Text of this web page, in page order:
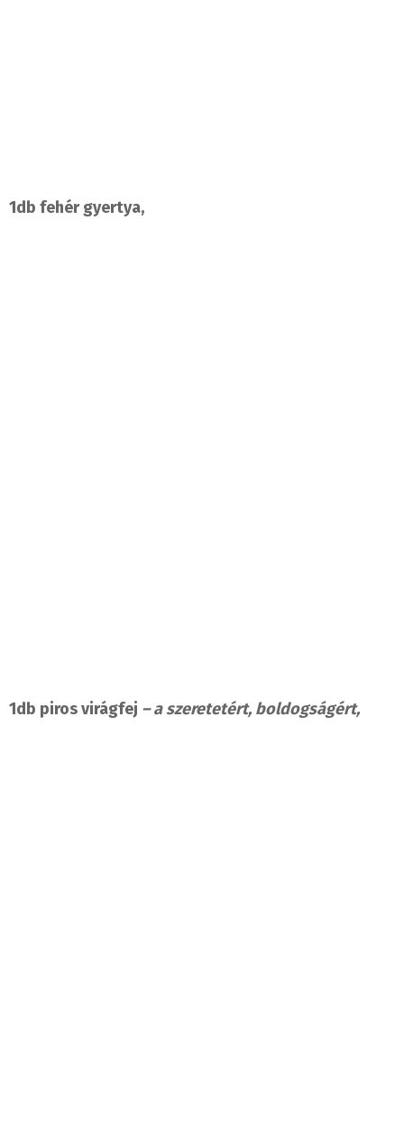
1db fehér gyertya,
1db piros virágfej – a szeretetért, boldogságért,